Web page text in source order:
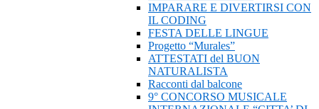
IMPARARE E DIVERTIRSI CON
IL CODING
FESTA DELLE LINGUE
Progetto “Murales”
ATTESTATI del BUON
NATURALISTA
Racconti dal balcone
9° CONCORSO MUSICALE